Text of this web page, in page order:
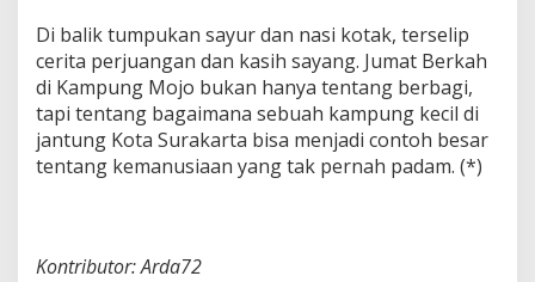
Di balik tumpukan sayur dan nasi kotak, terselip
cerita perjuangan dan kasih sayang. Jumat Berkah
di Kampung Mojo bukan hanya tentang berbagi,
tapi tentang bagaimana sebuah kampung kecil di
jantung Kota Surakarta bisa menjadi contoh besar
tentang kemanusiaan yang tak pernah padam. (*)
Kontributor: Arda72